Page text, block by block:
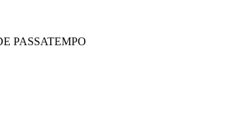
PASSATEMPO